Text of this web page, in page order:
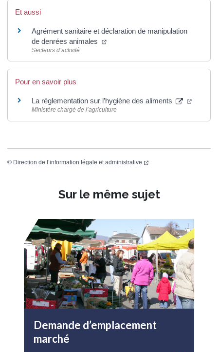
Et aussi
Agrément sanitaire et déclaration de manipulation
de denrées animales
Secteurs d’activité
Pour en savoir plus
La réglementation sur l’hygiène des aliments
Ministère chargé de l’agriculture
© Direction de l’information légale et administrative
Sur le même sujet
Demande d’emplacement
marché